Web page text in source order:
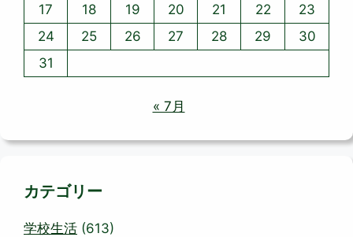
17
18 19 20 21 22
23
24
25 26 27 28 29
30
31
« 7月
カテゴリー
学校生活 (613)